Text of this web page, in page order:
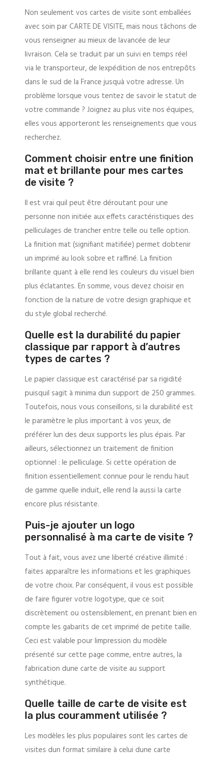
Non seulement vos cartes de visite sont emballées
avec soin par CARTE DE VISITE, mais nous tâchons de
vous renseigner au mieux de lavancée de leur
livraison. Cela se traduit par un suivi en temps réel
via le transporteur, de lexpédition de nos entrepôts
dans le sud de la France jusquà votre adresse. Un
problème lorsque vous tentez de savoir le statut de
votre commande ? Joignez au plus vite nos équipes,
elles vous apporteront les renseignements que vous
recherchez.
Comment choisir entre une finition
mat et brillante pour mes cartes
de visite ?
Il est vrai quil peut être déroutant pour une
personne non initiée aux effets caractéristiques des
pelliculages de trancher entre telle ou telle option.
La finition mat (signifiant matifiée) permet dobtenir
un imprimé au look sobre et raffiné. La finition
brillante quant à elle rend les couleurs du visuel bien
plus éclatantes. En somme, vous devez choisir en
fonction de la nature de votre design graphique et
du style global recherché.
Quelle est la durabilité du papier
classique par rapport à d’autres
types de cartes ?
Le papier classique est caractérisé par sa rigidité
puisquil sagit à minima dun support de 250 grammes.
Toutefois, nous vous conseillons, si la durabilité est
le paramètre le plus important à vos yeux, de
préférer lun des deux supports les plus épais. Par
ailleurs, sélectionnez un traitement de finition
optionnel : le pelliculage. Si cette opération de
finition essentiellement connue pour le rendu haut
de gamme quelle induit, elle rend la aussi la carte
encore plus résistante.
Puis-je ajouter un logo
personnalisé à ma carte de visite ?
Tout à fait, vous avez une liberté créative illimité :
faites apparaître les informations et les graphiques
de votre choix. Par conséquent, il vous est possible
de faire figurer votre logotype, que ce soit
discrètement ou ostensiblement, en prenant bien en
compte les gabarits de cet imprimé de petite taille.
Ceci est valable pour limpression du modèle
présenté sur cette page comme, entre autres, la
fabrication dune carte de visite au support
synthétique.
Quelle taille de carte de visite est
la plus couramment utilisée ?
Les modèles les plus populaires sont les cartes de
visites dun format similaire à celui dune carte